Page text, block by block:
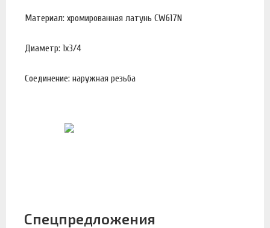
Материал: хромированная латунь CW617N
Диаметр: 1х3/4
Соединение: наружная резьба
Спецпредложения